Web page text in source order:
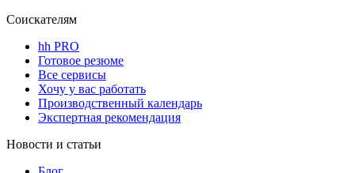
Соискателям
hh PRO
Готовое резюме
Все сервисы
Хочу у вас работать
Производственный календарь
Экспертная рекомендация
Новости и статьи